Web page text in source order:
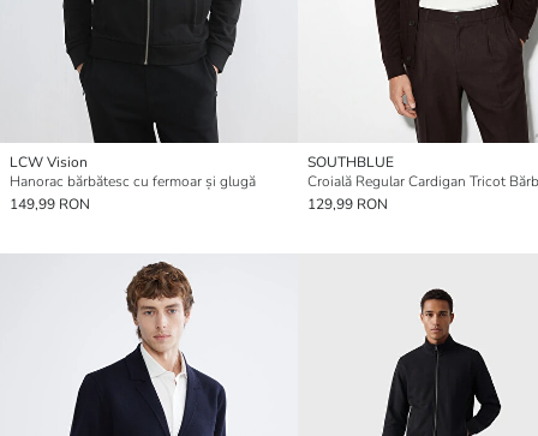
LCW Vision
Hanorac bărbătesc cu fermoar și glugă
149,99 RON
SOUTHBLUE
Croială Regular Cardigan Tricot
129,99 RON